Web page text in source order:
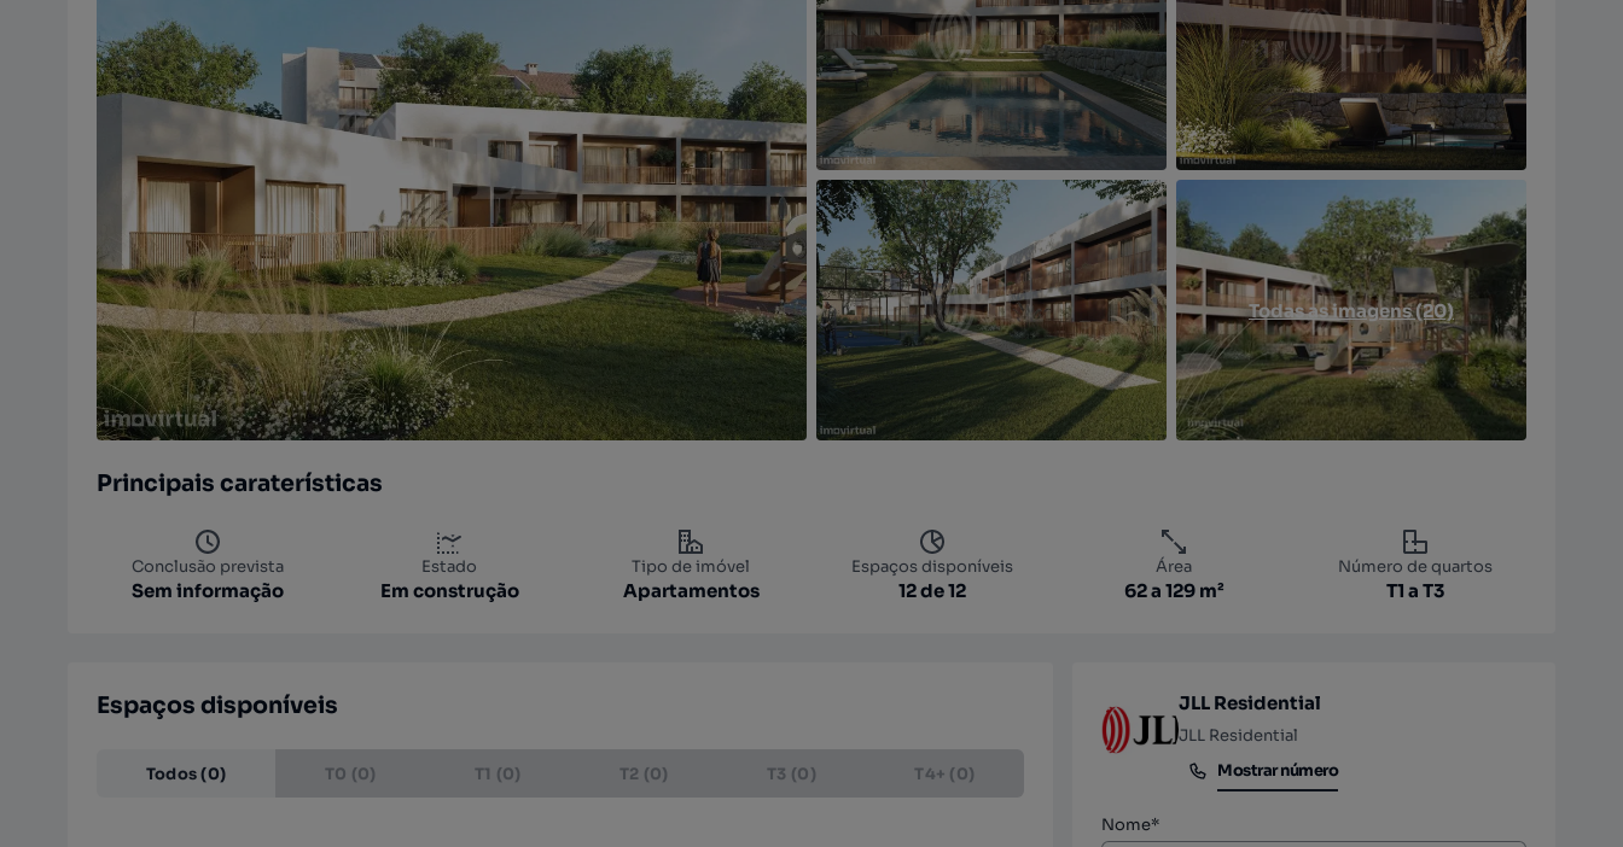
Todas as imagens (20)
Principais caraterísticas
Conclusão prevista
Sem informação
Estado
Em construção
Tipo de imóvel
Apartamentos
Espaços disponíveis
12 de 12
Área
62 a 129 m²
Número de quartos
T1 a T3
Espaços disponíveis
Todos (0) T0 (0) T1 (0) T2 (0) T3 (0) T4+ (0)
JLL Residential
JLL Residential
Mostrar número
Mostrar número
Nome*